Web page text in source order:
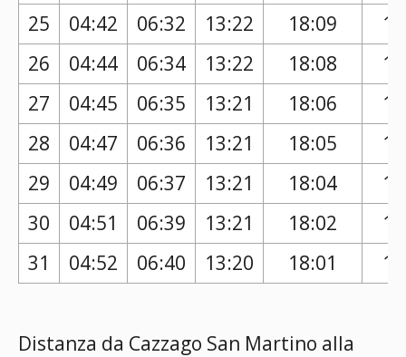
25
04:42 06:32 13:22 18:09
26
04:44 06:34 13:22 18:08
27
04:45 06:35 13:21 18:06
28
04:47 06:36 13:21 18:05
29
04:49 06:37 13:21 18:04
30
04:51 06:39 13:21 18:02
31
04:52 06:40 13:20 18:01
Distanza da Cazzago San Martino alla